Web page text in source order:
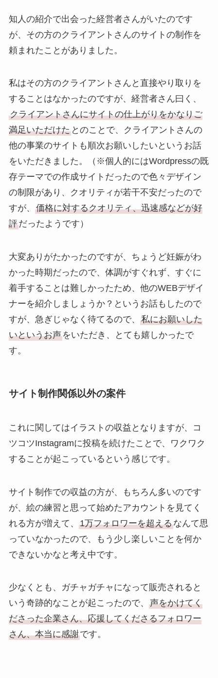
知人の紹介で出会った経営者さんがいたのです
が、その方のクライアントさんのサイトの制作を
頼まれたことがありました。
私はその方のクライアントさんと直接やり取りを
することはなかったのですが、経営者さん曰く、
クライアントさんにサイトの仕上がりをかなりご
満足いただけたとのことで、クライアントさんの
他の事業のサイトも順次お願いしたいというお話
をいただきました。（※個人的にはWordpressの既
存テーマでの作成サイトだったので色々デザイン
の制限があり、クオリティが若干不安だったので
すが、 価格に対するクオリティ、迅速感などが好
評だったようです）
大変ありがたかったのですが、ちょうど妊娠がわ
かった時期だったので、体調がすぐれず、すぐに
着手することは難しかったため、他のWEBデザイ
ナーを紹介しましょうか？というお話もしたので
すが、急ぎじゃなく待てるので、 私にお願いした
いというお声をいただき、とても嬉しかったで
す。
サイト制作関係以外の案件
これに関してはイラストの収益となりますが、コ
ツコツInstagramに投稿を続けたことで、ワクワク
することが起こっているという感じです。
サイト制作での収益の方が、もちろん多いのです
が、絵の練習と思って始めたアカウントを見てく
れる方が増えて、 1万フォロワーを超えるなんて思
っていなかったので、もう少し楽しいことを何か
できないかなと考え中です。
少なくとも、ガチャガチャになって販売されると
いう奇跡的なことが起こったので、 声をかけてく
ださった企業さん、応援してくださるフォロワー
さん、本当に感謝です。